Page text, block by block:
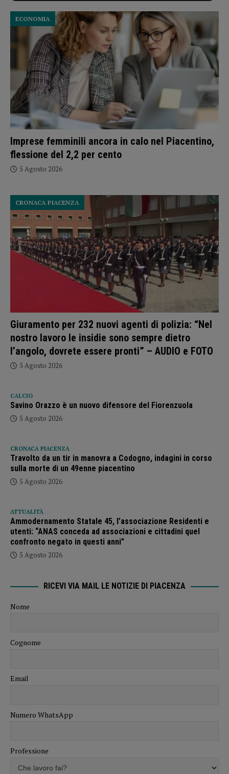
Imprese femminili ancora in calo nel Piacentino,
flessione del 2,2 per cento
ECONOMIA
5 Agosto 2026
Giuramento per 232 nuovi agenti di polizia: “Nel
nostro lavoro le insidie sono sempre dietro
l’angolo, dovrete essere pronti” – AUDIO e FOTO
CRONACA PIACENZA
5 Agosto 2026
CALCIO
Savino Orazzo è un nuovo difensore del Fiorenzuola
5 Agosto 2026
CRONACA PIACENZA
Travolto da un tir in manovra a Codogno, indagini in corso
sulla morte di un 49enne piacentino
5 Agosto 2026
ATTUALITÀ
Ammodernamento Statale 45, l’associazione Residenti e
utenti: “ANAS conceda ad associazioni e cittadini quel
confronto negato in questi anni”
5 Agosto 2026
RICEVI VIA MAIL LE NOTIZIE DI PIACENZA
Nome
Cognome
Email
Numero WhatsApp
Professione